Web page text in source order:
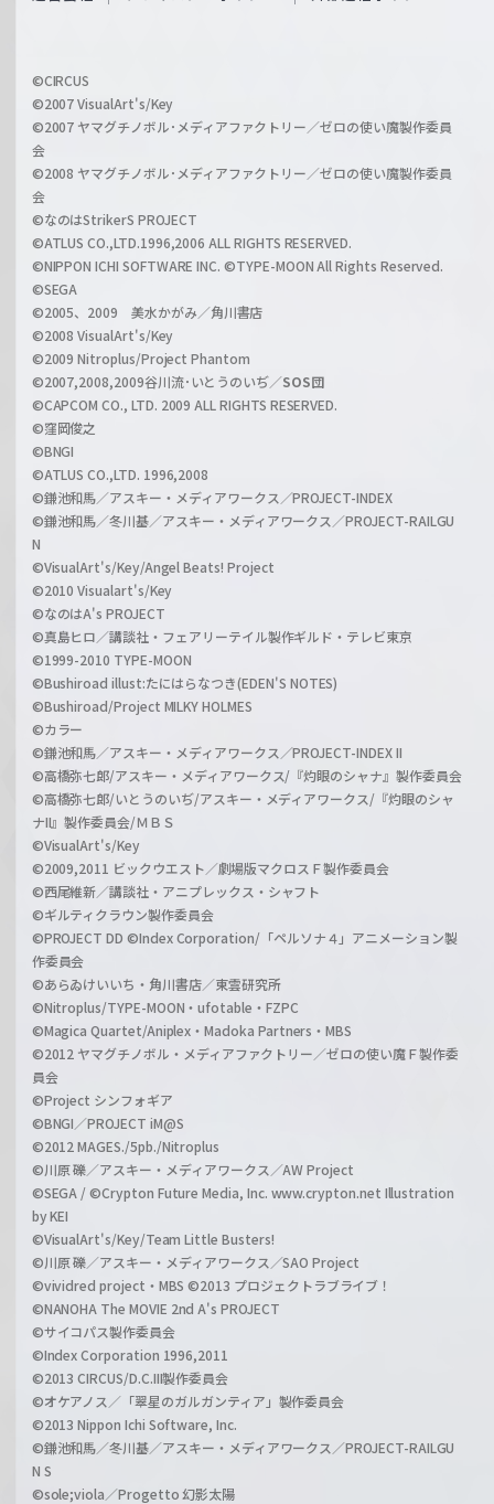
a
r
z
i
l
h
a
n
l
©CIRCUS
©2007 VisualArt's/Key
©2007 ヤマグチノボル･メディアファクトリー／ゼロの使い魔製作委員
会
©2008 ヤマグチノボル･メディアファクトリー／ゼロの使い魔製作委員
会
©なのはStrikerS PROJECT
©ATLUS CO.,LTD.1996,2006 ALL RIGHTS RESERVED.
©NIPPON ICHI SOFTWARE INC. ©TYPE-MOON All Rights Reserved.
©SEGA
©2005、2009 美水かがみ／角川書店
©2008 VisualArt's/Key
©2009 Nitroplus/Project Phantom
©2007,2008,2009谷川流･いとうのいぢ／SOS団
©CAPCOM CO., LTD. 2009 ALL RIGHTS RESERVED.
©窪岡俊之
©BNGI
©ATLUS CO.,LTD. 1996,2008
©鎌池和馬／アスキー・メディアワークス／PROJECT-INDEX
©鎌池和馬／冬川基／アスキー・メディアワークス／PROJECT-RAILGU
N
©VisualArt's/Key/Angel Beats! Project
©2010 Visualart's/Key
©なのはA's PROJECT
©真島ヒロ／講談社・フェアリーテイル製作ギルド・テレビ東京
©1999-2010 TYPE-MOON
©Bushiroad illust:たにはらなつき(EDEN'S NOTES)
©Bushiroad/Project MILKY HOLMES
©カラー
©鎌池和馬／アスキー・メディアワークス／PROJECT-INDEX II
©高橋弥七郎/アスキー・メディアワークス/『灼眼のシャナ』製作委員会
©高橋弥七郎/いとうのいぢ/アスキー・メディアワークス/『灼眼のシャ
ナII』製作委員会/ＭＢＳ
©VisualArt's/Key
©2009,2011 ビックウエスト／劇場版マクロスＦ製作委員会
©西尾維新／講談社・アニプレックス・シャフト
©ギルティクラウン製作委員会
©PROJECT DD ©Index Corporation/「ペルソナ４」アニメーション製
作委員会
©あらゐけいいち・角川書店／東雲研究所
©Nitroplus/TYPE-MOON・ufotable・FZPC
©Magica Quartet/Aniplex・Madoka Partners・MBS
©2012 ヤマグチノボル・メディアファクトリー／ゼロの使い魔Ｆ製作委
員会
©Project シンフォギア
©BNGI／PROJECT iM@S
©2012 MAGES./5pb./Nitroplus
©川原 礫／アスキー・メディアワークス／AW Project
©SEGA / ©Crypton Future Media, Inc. www.crypton.net Illustration
by KEI
©VisualArt's/Key/Team Little Busters!
©川原 礫／アスキー・メディアワークス／SAO Project
©vividred project・MBS ©2013 プロジェクトラブライブ！
©NANOHA The MOVIE 2nd A's PROJECT
©サイコパス製作委員会
©Index Corporation 1996,2011
©2013 CIRCUS/D.C.III製作委員会
©オケアノス／「翠星のガルガンティア」製作委員会
©2013 Nippon Ichi Software, Inc.
©鎌池和馬／冬川基／アスキー・メディアワークス／PROJECT-RAILGU
N S
©sole;viola／Progetto 幻影太陽